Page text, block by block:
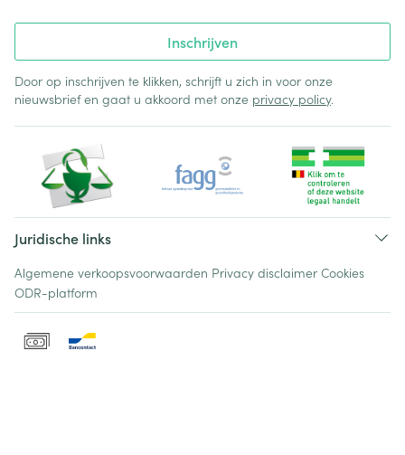
Inschrijven
Door op inschrijven te klikken, schrijft u zich in voor onze
nieuwsbrief en gaat u akkoord met onze privacy policy.
Juridische links
Algemene verkoopsvoorwaarden Privacy disclaimer Cookies
ODR-platform